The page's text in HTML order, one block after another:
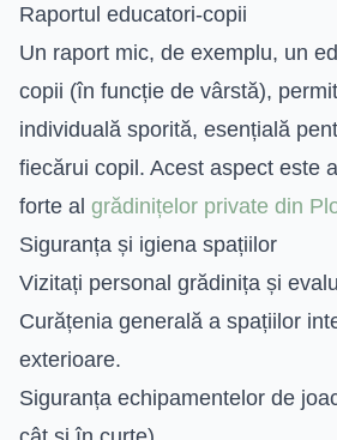
Raportul educatori-copii
Un raport mic, de exemplu, un
copii (în funcție de vârstă),
individuală sporită, esențială
fiecărui copil. Acest aspect este
forte al grădinițelor private din
Siguranța și igiena spațiilor
Vizitați personal grădinița și
Curățenia generală a spațiilor
exterioare.
Siguranța echipamentelor de